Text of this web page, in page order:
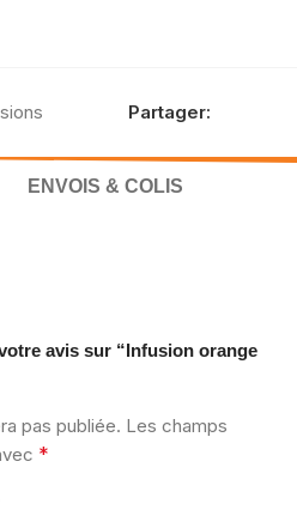
Partager:
ENVOIS & COLIS
avis sur “Infusion orange
pas publiée. Les champs
*